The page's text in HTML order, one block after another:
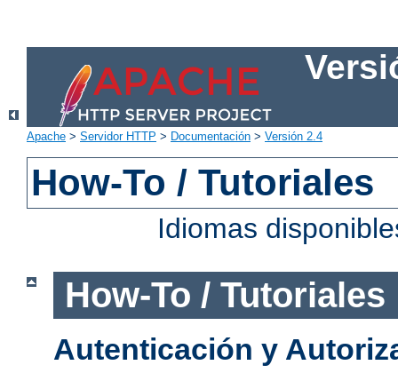
Apache > Servidor HTTP > Documentación > Versión 2.4
How-To / Tutoriales
Idiomas
How-To / Tutoriales
Autenticación y